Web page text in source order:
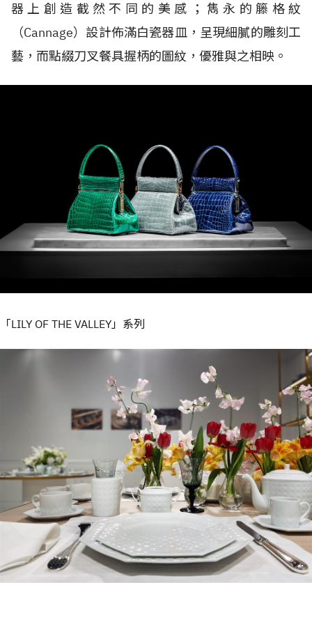
器上創造截然不同的美感；雋永的籐格紋
（Cannage）設計佈滿白瓷器皿，呈現細膩的雕刻工
藝，而點綴刀叉餐具握柄的圖紋，優雅與之相映。
「LILY OF THE VALLEY」系列